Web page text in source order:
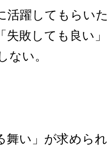
活躍してもらい
失敗しても良い
ない。
舞い」が求めら